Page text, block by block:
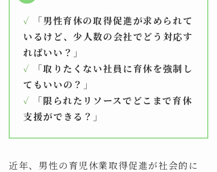
✓
「男性育休の取得促進が求められて
いるけど、少人数の会社でどう対応す
ればいい？」
✓
「取りたくない社員に育休を強制し
てもいいの？」
✓
「限られたリソースでどこまで育休
支援ができる？」
近年、男性の育児休業取得促進が社会的に